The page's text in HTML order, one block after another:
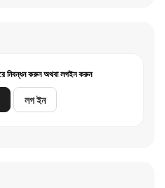
নিবন্ধন করুন অথবা লগইন করুন
লগ ইন